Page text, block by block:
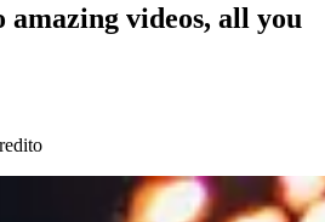
amazing videos, all you